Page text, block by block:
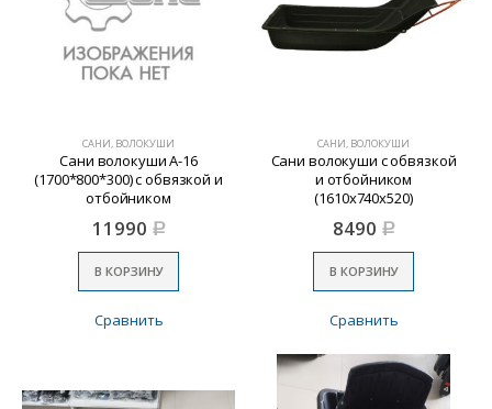
САНИ, ВОЛОКУШИ
Сани волокуши А-16
(1700*800*300) с обвязкой и
отбойником
11990 Р
В КОРЗИНУ
Сравнить
САНИ, ВОЛОКУШИ
Сани волокуши с обвязкой
и отбойником
(1610х740х520)
8490 Р
В КОРЗИНУ
Сравнить